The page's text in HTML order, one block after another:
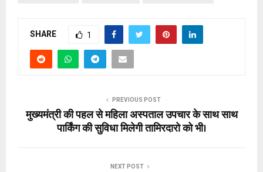
SHARE 1
PREVIOUS POST
मुख्यमंत्री की पहल से महिला अस्पताल उपचार के साथ साथ
पार्किंग की सुविधा मिलेगी तामिरदारो को भी।
NEXT POST